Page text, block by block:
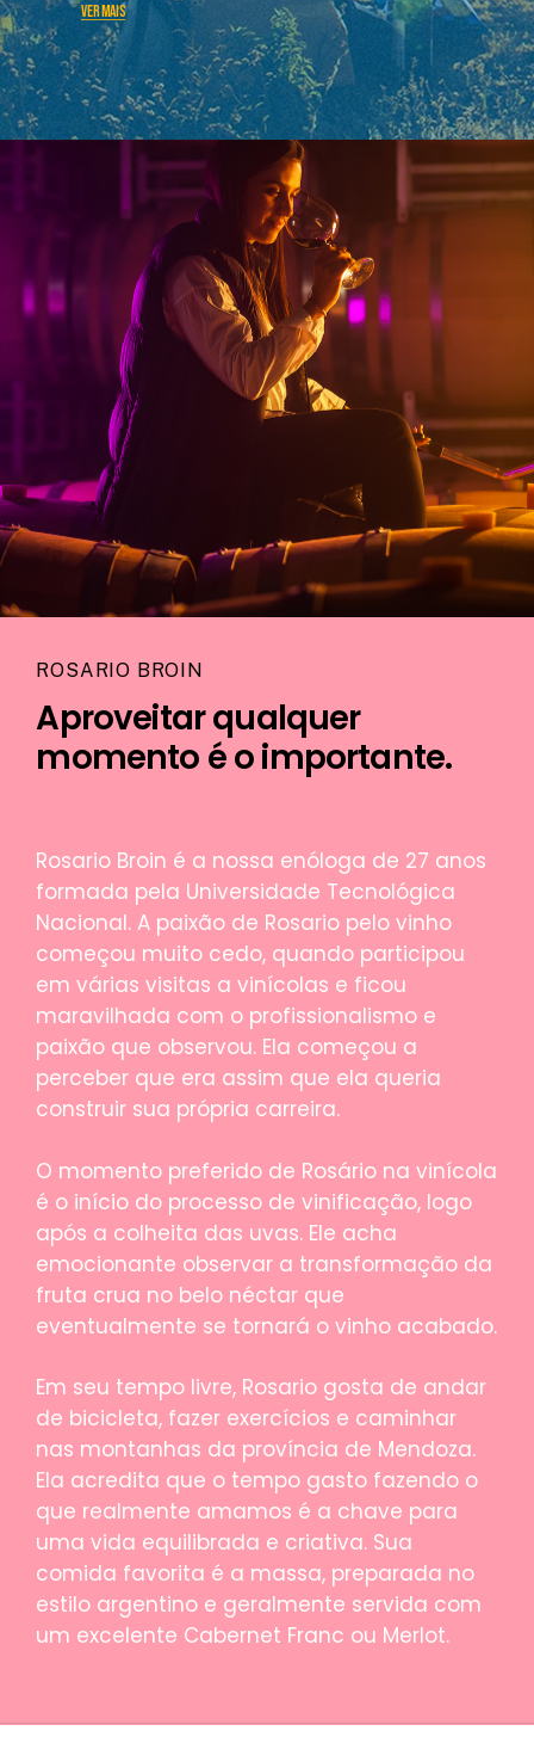
VER MAIS
ROSARIO BROIN
Aproveitar qualquer
momento é o importante.
Rosario Broin é a nossa enóloga de 27 anos
formada pela Universidade Tecnológica
Nacional. A paixão de Rosario pelo vinho
começou muito cedo, quando participou
em várias visitas a vinícolas e ficou
maravilhada com o profissionalismo e
paixão que observou. Ela começou a
perceber que era assim que ela queria
construir sua própria carreira.
O momento preferido de Rosário na vinícola
é o início do processo de vinificação, logo
após a colheita das uvas. Ele acha
emocionante observar a transformação da
fruta crua no belo néctar que
eventualmente se tornará o vinho acabado.
Em seu tempo livre, Rosario gosta de andar
de bicicleta, fazer exercícios e caminhar
nas montanhas da província de Mendoza.
Ela acredita que o tempo gasto fazendo o
que realmente amamos é a chave para
uma vida equilibrada e criativa. Sua
comida favorita é a massa, preparada no
estilo argentino e geralmente servida com
um excelente Cabernet Franc ou Merlot.